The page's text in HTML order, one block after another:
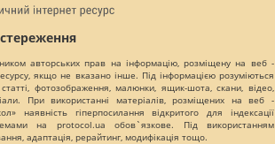
авторських прав на інформацію, розміщену на веб -
якщо не вказано інше. Під інформацією розуміються
статті, фотозображення, малюнки, ящик-шота, скани, відео,
При використанні матеріалів, розміщених на веб -
наявність гіперпосилання відкритого для індексації
на protocol.ua обов`язкове. Під використанням
адаптація, рерайтинг, модифікація тощо.